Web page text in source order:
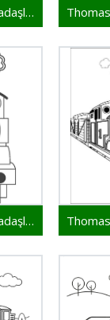
Thomas ve Arkadaşları 1 Yaş Çocuklar İçin
Thomas ve Arkadaşları 5 Yaş Çocuklar İçin